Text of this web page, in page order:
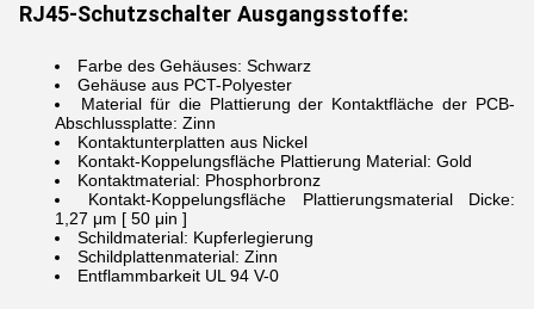
RJ45-Schutzschalter Ausgangsstoffe:
Farbe des Gehäuses: Schwarz
Gehäuse aus PCT-Polyester
Material für die Plattierung der Kontaktfläche der PCB-
Abschlussplatte: Zinn
Kontaktunterplatten aus Nickel
Kontakt-Koppelungsfläche Plattierung Material: Gold
Kontaktmaterial: Phosphorbronz
Kontakt-Koppelungsfläche Plattierungsmaterial Dicke:
1,27 μm [ 50 μin ]
Schildmaterial: Kupferlegierung
Schildplattenmaterial: Zinn
Entflammbarkeit UL 94 V-0